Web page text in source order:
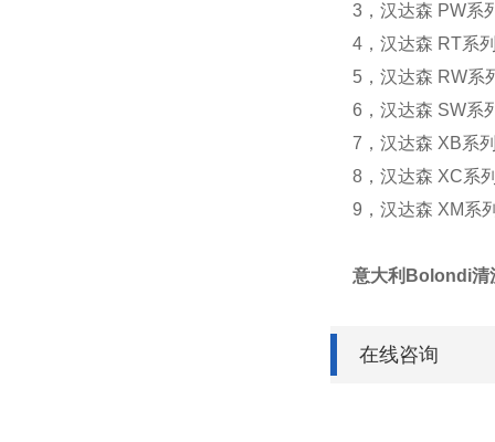
3，汉达森 PW系
4，汉达森 RT系
5，汉达森 RW系
6，汉达森 SW系
7，汉达森 XB系
8，汉达森 XC系
9，汉达森 XM系
意大利Bolondi清
在线咨询